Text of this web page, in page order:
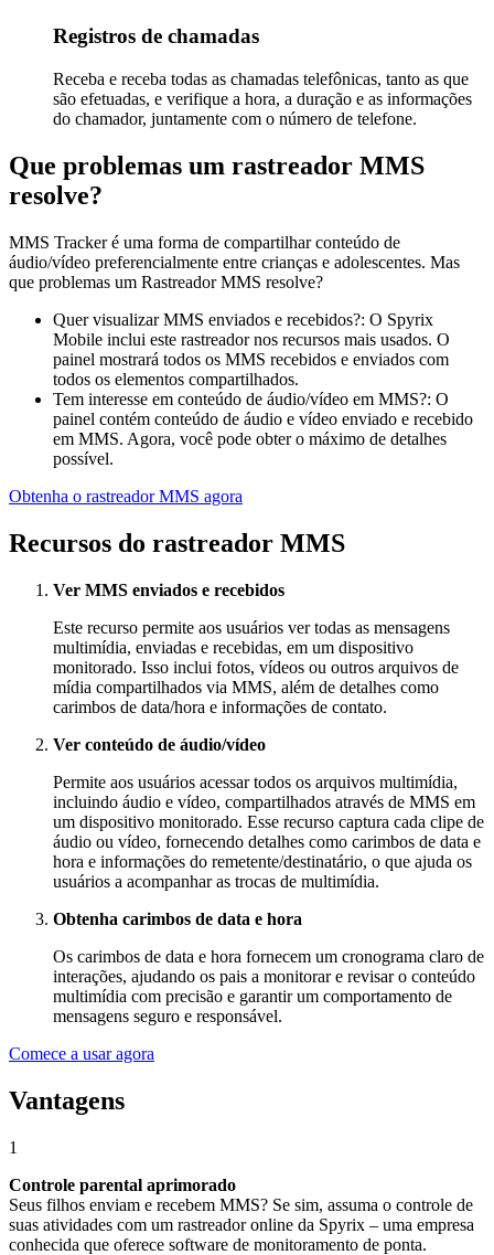
Registros de chamadas
Receba e receba todas as chamadas telefônicas, tanto as que
são efetuadas, e verifique a hora, a duração e as informações
do chamador, juntamente com o número de telefone.
Que problemas um rastreador MMS
resolve?
MMS Tracker é uma forma de compartilhar conteúdo de
áudio/vídeo preferencialmente entre crianças e adolescentes. Mas
que problemas um Rastreador MMS resolve?
Quer visualizar MMS enviados e recebidos?: O Spyrix
Mobile inclui este rastreador nos recursos mais usados. O
painel mostrará todos os MMS recebidos e enviados com
todos os elementos compartilhados.
Tem interesse em conteúdo de áudio/vídeo em MMS?: O
painel contém conteúdo de áudio e vídeo enviado e recebido
em MMS. Agora, você pode obter o máximo de detalhes
possível.
Obtenha o rastreador MMS agora
Recursos do rastreador MMS
Ver MMS enviados e recebidos
Este recurso permite aos usuários ver todas as mensagens
multimídia, enviadas e recebidas, em um dispositivo
monitorado. Isso inclui fotos, vídeos ou outros arquivos de
mídia compartilhados via MMS, além de detalhes como
carimbos de data/hora e informações de contato.
Ver conteúdo de áudio/vídeo
Permite aos usuários acessar todos os arquivos multimídia,
incluindo áudio e vídeo, compartilhados através de MMS em
um dispositivo monitorado. Esse recurso captura cada clipe de
áudio ou vídeo, fornecendo detalhes como carimbos de data e
hora e informações do remetente/destinatário, o que ajuda os
usuários a acompanhar as trocas de multimídia.
Obtenha carimbos de data e hora
Os carimbos de data e hora fornecem um cronograma claro de
interações, ajudando os pais a monitorar e revisar o conteúdo
multimídia com precisão e garantir um comportamento de
mensagens seguro e responsável.
Comece a usar agora
Vantagens
1
Controle parental aprimorado
Seus filhos enviam e recebem MMS? Se sim, assuma o controle de
suas atividades com um rastreador online da Spyrix – uma empresa
conhecida que oferece software de monitoramento de ponta.